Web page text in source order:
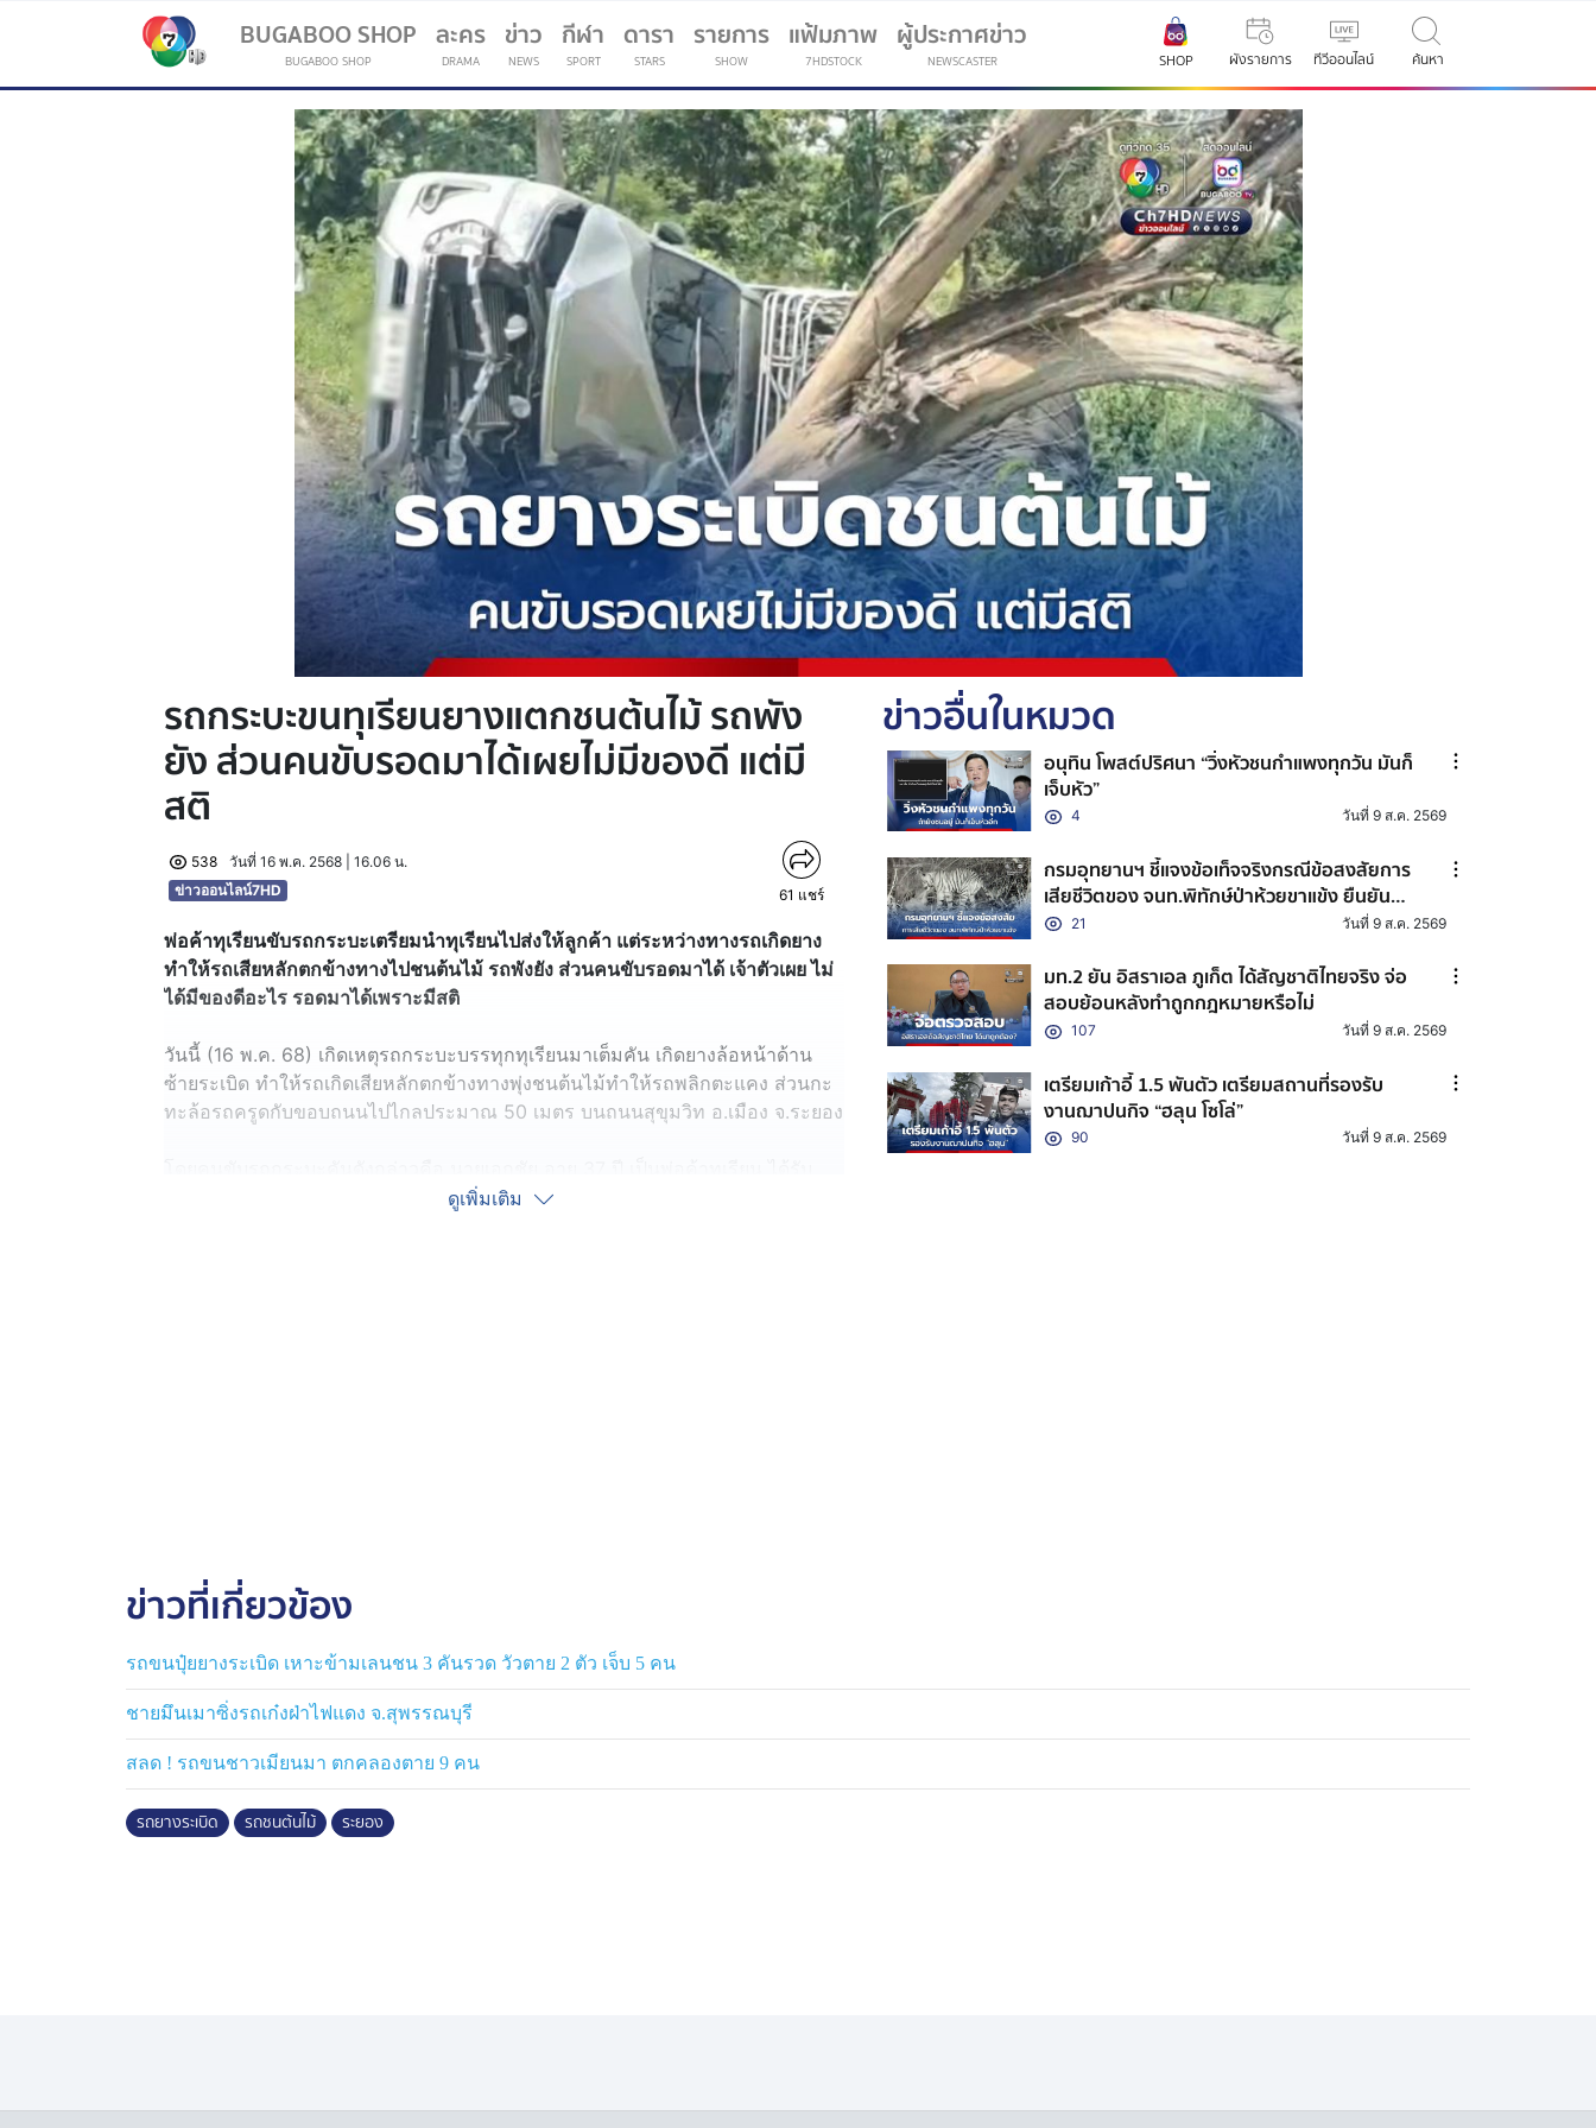
BUGABOO SHOP
BUGABOO SHOP
ละคร
DRAMA
ข่าว
NEWS
กีฬา
SPORT
(current)
ดารา
STARS
รายการ
SHOW
แฟ้มภาพ
7HDSTOCK
ผู้ประกาศข่าว
NEWSCASTER SHOP ผังรายการ ทีวีออนไลน์ ค้นหา
รถกระบะขนทุเรียนยางแตกชนต้นไม้ รถพัง
ยัง ส่วนคนขับรอดมาได้เผยไม่มีของดี แต่มี
สติ
538
วันที่ 16 พ.ค. 2568 | 16.06 น.
ข่าวออนไลน์7HD
61 แชร์
พ่อค้าทุเรียนขับรถกระบะเตรียมนำทุเรียนไปส่งให้ลูกค้า แต่ระหว่างทางรถเกิดยาง
ทำให้รถเสียหลักตกข้างทางไปชนต้นไม้ รถพังยัง ส่วนคนขับรอดมาได้ เจ้าตัวเผย ไม่
ได้มีของดีอะไร รอดมาได้เพราะมีสติ
วันนี้ (16 พ.ค. 68) เกิดเหตุรถกระบะบรรทุกทุเรียนมาเต็มคัน เกิดยางล้อหน้าด้าน
ซ้ายระเบิด ทำให้รถเกิดเสียหลักตกข้างทางพุ่งชนต้นไม้ทำให้รถพลิกตะแคง ส่วนกะ
ทะล้อรถครูดกับขอบถนนไปไกลประมาณ 50 เมตร บนถนนสุขุมวิท อ.เมือง จ.ระยอง
บาดเจ็บเล็กน้อย ซึ่งเจ้าตัวเล่าว่า ตนขับรถกระบะคอกบรรทุกทุเรียนมาเต็มคันมาจาก
ดูเพิ่มเติม
ข่าวอื่นในหมวด
อนุทิน โพสต์ปริศนา “วิ่งหัวชนกำแพงทุกวัน มันก็
เจ็บหัว”
4 วันที่ 9 ส.ค. 2569
กรมอุทยานฯ ชี้แจงข้อเท็จจริงกรณีข้อสงสัยการ
เสียชีวิตของ จนท.พิทักษ์ป่าห้วยขาแข้ง ยืนยัน
ถูกสัตว์ป่าทำร้าย
21 วันที่ 9 ส.ค. 2569
มท.2 ยัน อิสราเอล ภูเก็ต ได้สัญชาติไทยจริง จ่อ
สอบย้อนหลังทำถูกกฎหมายหรือไม่
107 วันที่ 9 ส.ค. 2569
เตรียมเก้าอี้ 1.5 พันตัว เตรียมสถานที่รองรับ
งานฌาปนกิจ “ฮลุน โซโล่”
90 วันที่ 9 ส.ค. 2569
ข่าวที่เกี่ยวข้อง
รถขนปุ๋ยยางระเบิด เหาะข้ามเลนชน 3 คันรวด วัวตาย 2 ตัว เจ็บ 5 คน
ชายมึนเมาซิ่งรถเก๋งฝ่าไฟแดง จ.สุพรรณบุรี
สลด ! รถขนชาวเมียนมา ตกคลองตาย 9 คน
รถยางระเบิด รถชนต้นไม้ ระยอง